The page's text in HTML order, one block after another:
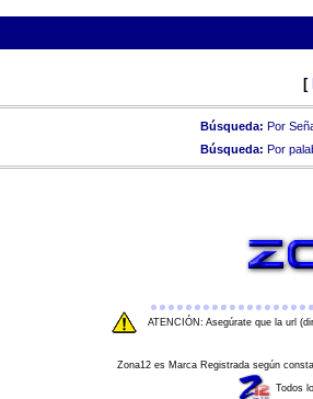
[
Búsqueda: Por
Búsqueda: Por
ATENCIÓN: Asegúrate que la url
Zona12 es Marca Registrada según
Todos